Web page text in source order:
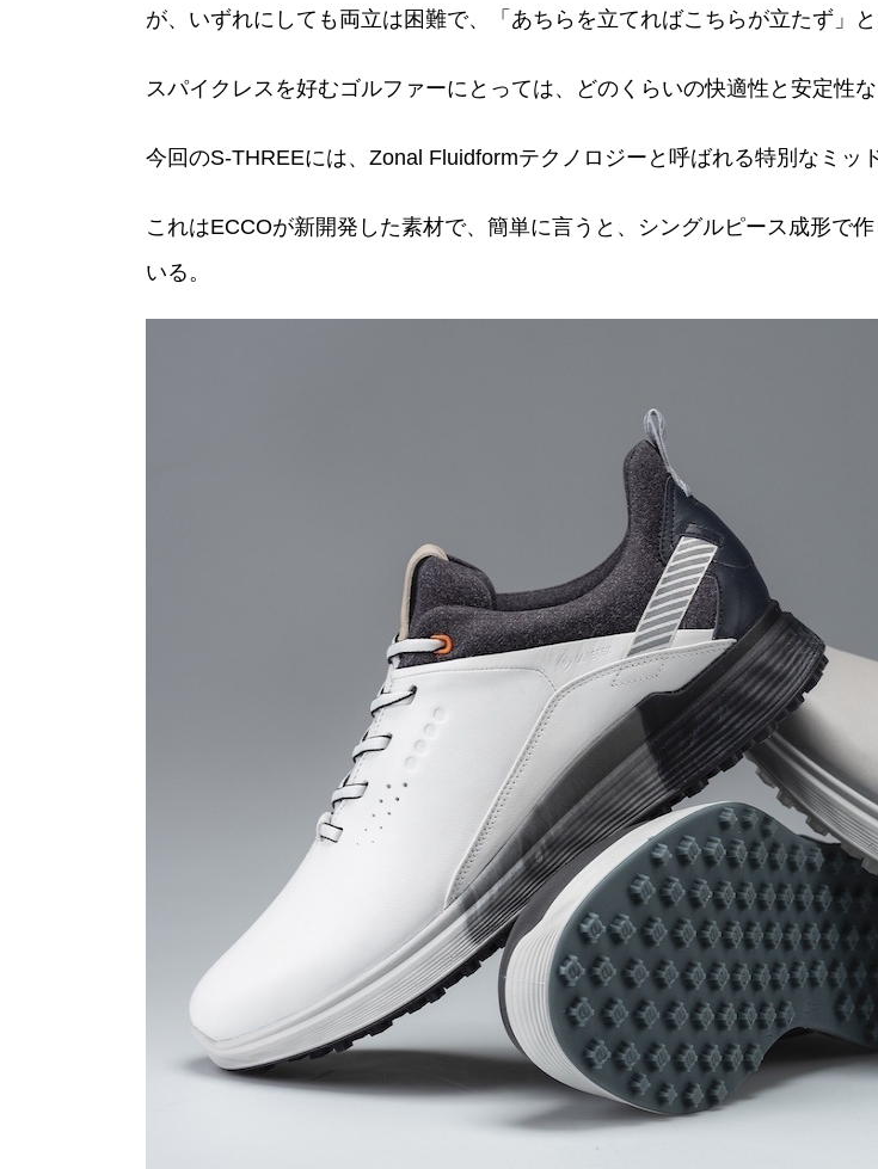
が、いずれにしても両立は困難で、「あちらを立てればこちらが立たず」と
スパイクレスを好むゴルファーにとっては、どのくらいの快適性と安定性
今回のS-THREEには、Zonal Fluidformテクノロジーと呼ばれる特別なミッ
これはECCOが新開発した素材で、簡単に言うと、シングルピース成形で
いる。